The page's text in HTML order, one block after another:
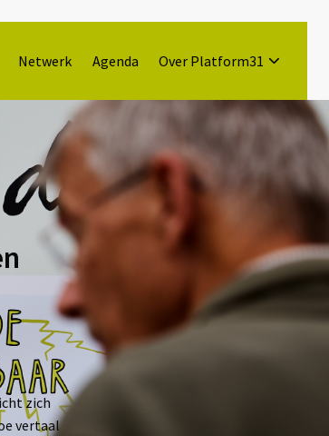
Netwerk Agenda Over Platform31
zich
vertaal